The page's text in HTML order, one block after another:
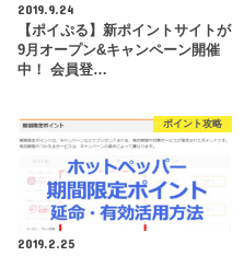
2019.9.24
【ポイぷる】新ポイントサイトが
9月オープン&キャンペーン開催
中！ 会員登…
ポイント攻略
2019.2.25